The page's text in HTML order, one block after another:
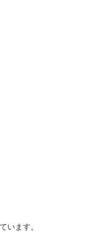
います。